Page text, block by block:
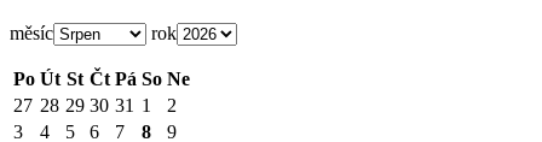
měsíc rok
Po Út St Čt Pá So Ne
27 28 29 30 31 1
2
3
4 5 6 7 8 9